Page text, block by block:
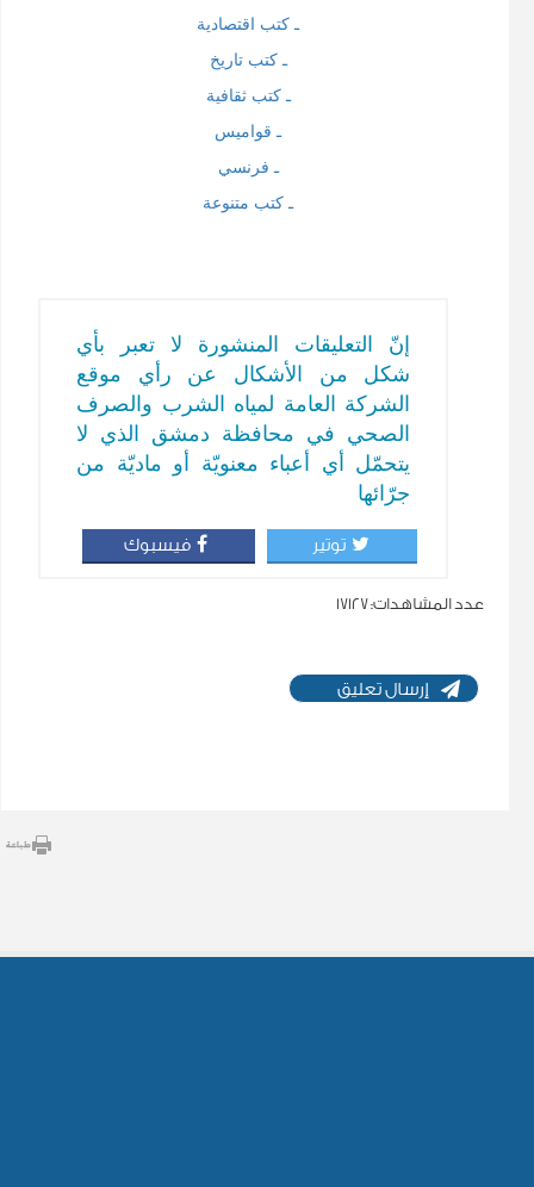
ـ كتب اقتصادية
ـ كتب تاريخ
ـ كتب ثقافية
ـ قواميس
ـ فرنسي
ـ كتب متنوعة
إنّ التعليقات المنشورة لا تعبر بأي
شكل من الأشكال عن رأي موقع
الشركة العامة لمياه الشرب والصرف
الصحي في محافظة دمشق الذي لا
يتحمّل أي أعباء معنويّة أو ماديّة من
جرّائها
توتير فيسبوك
عدد المشاهدات:17127
إرسال تعليق